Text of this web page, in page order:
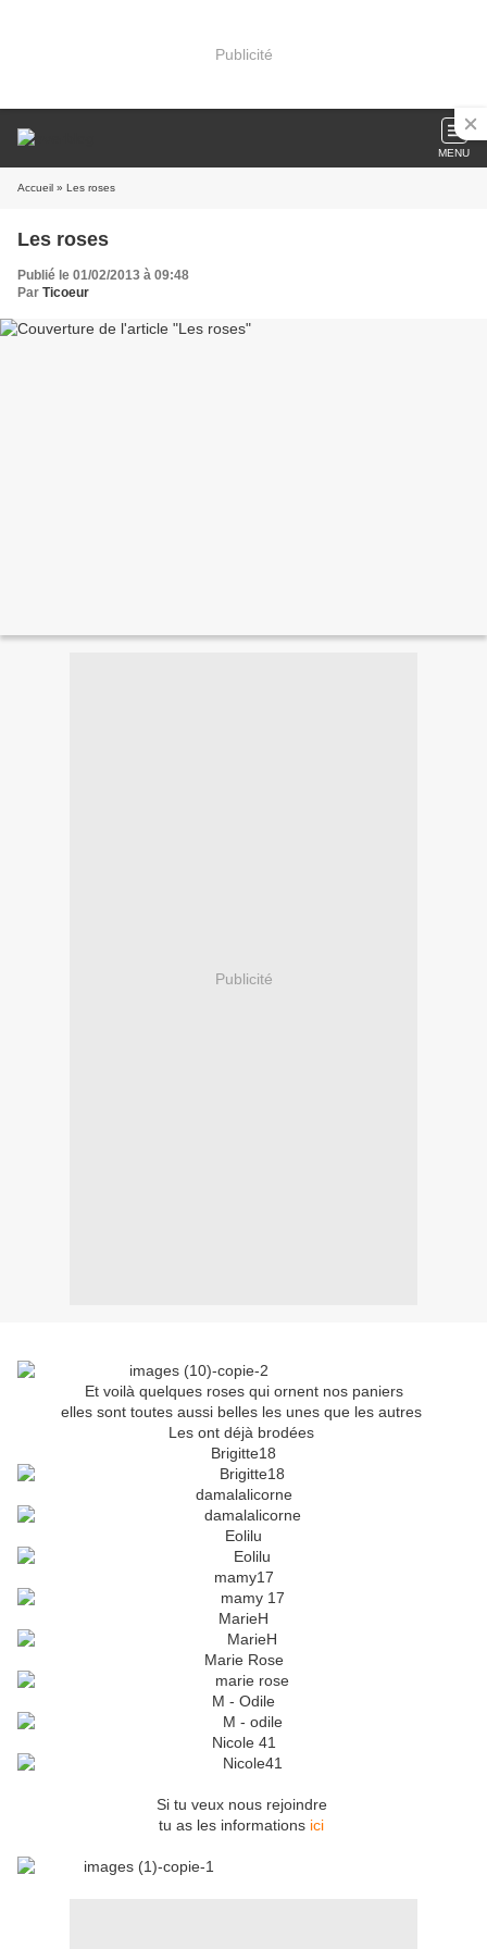
Publicité
MENU
Accueil » Les roses
Les roses
Publié le 01/02/2013 à 09:48
Par Ticoeur
Publicité
Et voilà quelques roses qui ornent nos paniers
elles sont toutes aussi belles les unes que les autres
Les ont déjà brodées
Brigitte18
damalalicorne
Eolilu
mamy17
MarieH
Marie Rose
M - Odile
Nicole 41
Si tu veux nous rejoindre
tu as les informations ici